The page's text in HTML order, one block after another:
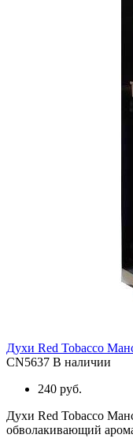
Духи Red Tobacco
CN5637 В наличии
240 руб.
Духи Red Tobacco
обволакивающий